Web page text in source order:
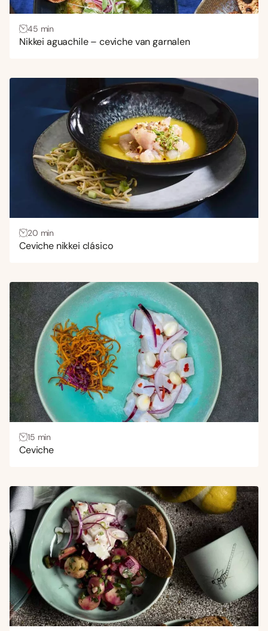
45 min
Nikkei aguachile – ceviche van garnalen
20 min
Ceviche nikkei clásico
15 min
Ceviche